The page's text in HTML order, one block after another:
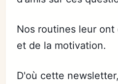
Nos routines leur
et de la motivation.
D'où cette